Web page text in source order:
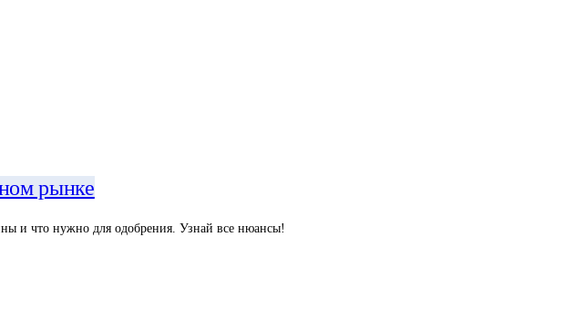
рынке
и что нужно для одобрения. Узнай все нюансы!